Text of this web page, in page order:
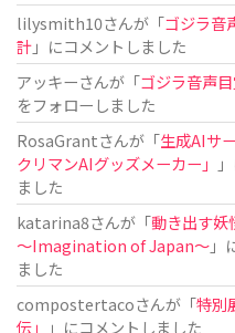
lilysmith10さんが「ゴジラ音
計」にコメントしました
アッキーさんが「ゴジラ音声
をフォローしました
RosaGrantさんが「生成AIサ
クリマンAIグッズメーカー」
ました
katarina8さんが「動き出す妖
〜Imagination of Japan〜」
ました
compostertacoさんが「特別
伝」
」にコメントしました